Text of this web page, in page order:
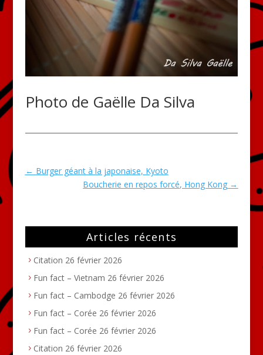
Photo de Gaëlle Da Silva
← Burger géant à la japonaise, Kyoto
Boucherie en repos forcé, Hong Kong →
Articles récents
Citation 26 février 2026
Fun fact – Vietnam 26 février 2026
Fun fact – Cambodge 26 février 2026
Fun fact – Corée 26 février 2026
Fun fact – Corée 26 février 2026
Citation 26 février 2026